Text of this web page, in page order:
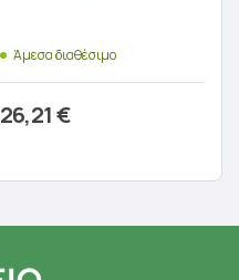
Άμεσα διαθέσιμο
26,21€